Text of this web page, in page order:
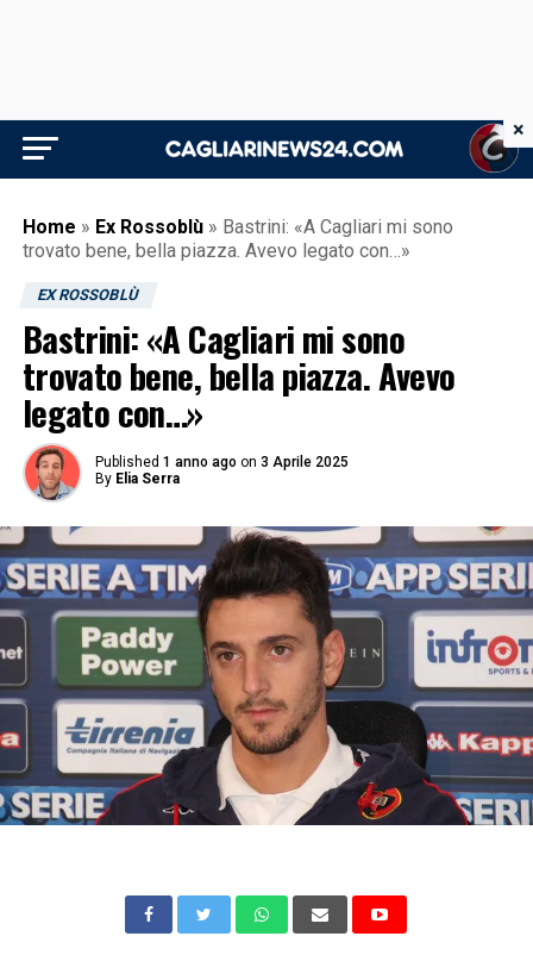
Home » Ex Rossoblù » Bastrini: «A Cagliari mi sono
trovato bene, bella piazza. Avevo legato con…»
EX ROSSOBLÙ
Bastrini: «A Cagliari mi sono
trovato bene, bella piazza. Avevo
legato con…»
Published 1 anno ago on 3 Aprile 2025
By Elia Serra
×